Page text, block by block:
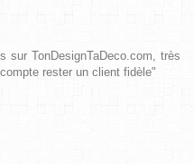
sur TonDesignTaDeco.com, très
rester un client fidèle"